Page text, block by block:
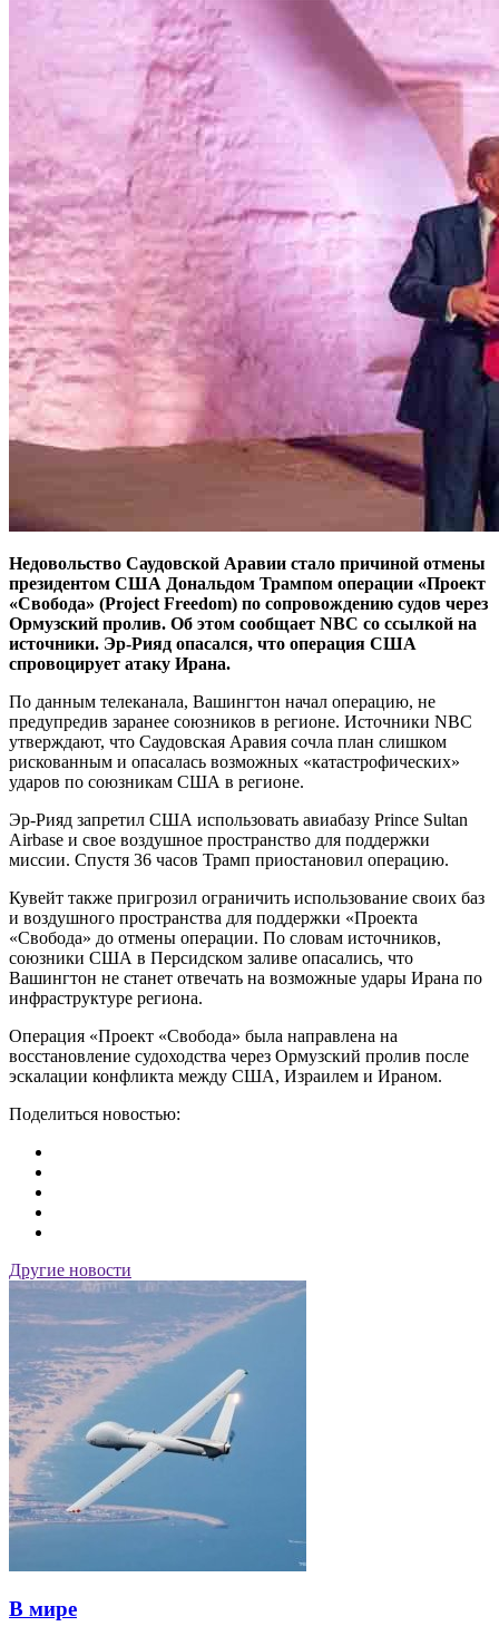
Недовольство Саудовской Аравии стало причиной отмены
президентом США Дональдом Трампом операции «Проект
«Свобода» (Project Freedom) по сопровождению судов через
Ормузский пролив. Об этом сообщает NBC со ссылкой на
источники. Эр-Рияд опасался, что операция США
спровоцирует атаку Ирана.
По данным телеканала, Вашингтон начал операцию, не
предупредив заранее союзников в регионе. Источники NBC
утверждают, что Саудовская Аравия сочла план слишком
рискованным и опасалась возможных «катастрофических»
ударов по союзникам США в регионе.
Эр-Рияд запретил США использовать авиабазу Prince Sultan
Airbase и свое воздушное пространство для поддержки
миссии. Спустя 36 часов Трамп приостановил операцию.
Кувейт также пригрозил ограничить использование своих баз
и воздушного пространства для поддержки «Проекта
«Свобода» до отмены операции. По словам источников,
союзники США в Персидском заливе опасались, что
Вашингтон не станет отвечать на возможные удары Ирана по
инфраструктуре региона.
Операция «Проект «Свобода» была направлена на
восстановление судоходства через Ормузский пролив после
эскалации конфликта между США, Израилем и Ираном.
Поделиться новостью:
Другие новости
В мире